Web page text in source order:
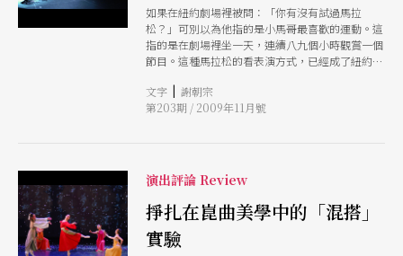
如果在紐約劇場裡被問：「你有沒有試過馬拉
松？」可別以為他指的是小馬哥最喜歡的運動。這
指的是在劇場裡坐一天，連續八九個小時觀賞一個
節目。這種馬拉松的看表演方式，已經成了紐約劇
志力的終極挑戰，如果過了關，更彷彿贏得獎牌。
文字 | 謝朝宗
第203期 / 2009年11月號
演出評論 Review
掙扎在崑曲美學中的「混搭」
實驗